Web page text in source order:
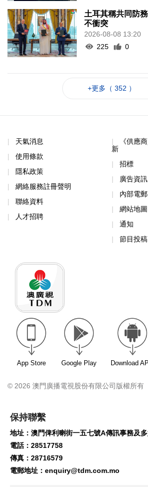
土耳其稱共同防
不衝突
2026-08-08 13:20
225
0
+更多（ 352 ）
天氣消息
使用條款
隱私政策
網絡服務註冊聲明
聯絡資料
人才招聘
《供應
新
招標
廣告資訊
內部電郵
網站地圖
通知
節目投稿
App Store Google Play Download
© 2026 澳門廣播電視股份有限公司版權所有
保持聯繫
地址：澳門俾利喇街一五七號A傳訊事務及
電話：28517758
傳真：28716579
電郵地址： enquiry@tdm.com.mo